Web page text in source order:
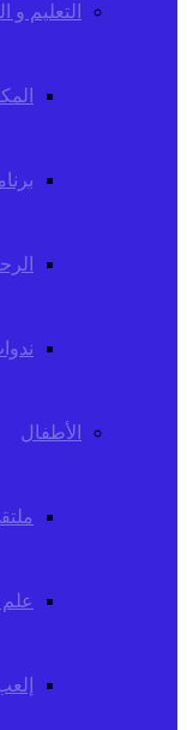
التعليم و
الأطفال
علم